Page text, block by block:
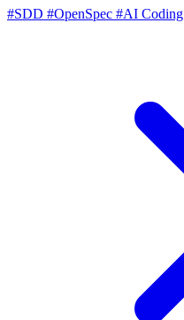
#SDD #OpenSpec #AI Coding